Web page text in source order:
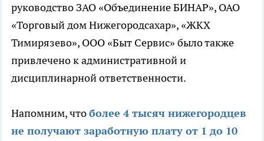
руководство ЗАО «Объединение БИНАР», ОАО
«Торговый дом Нижегородсахар», «ЖКХ
Тимирязево», ООО «Быт Сервис» было также
привлечено к административной и
дисциплинарной ответственности.
Напомним, чтоболее 4 тысяч нижегородцев
не получают заработную плату от 1 до 10